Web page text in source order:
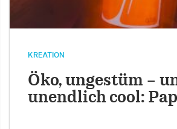
KREATION
Öko, ungestüm –
unendlich cool: